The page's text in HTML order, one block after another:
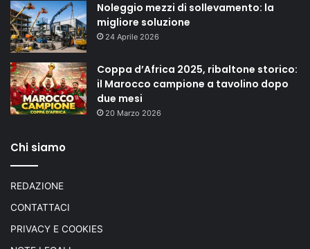
Noleggio mezzi di sollevamento: la
migliore soluzione
24 Aprile 2026
Coppa d’Africa 2025, ribaltone storico:
il Marocco campione a tavolino dopo
due mesi
20 Marzo 2026
Chi siamo
REDAZIONE
CONTATTACI
PRIVACY E COOKIES